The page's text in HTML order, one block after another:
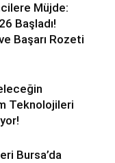
Müjde:
Başladı!
Başarı Rozeti
Teknolojileri
Bursa’da